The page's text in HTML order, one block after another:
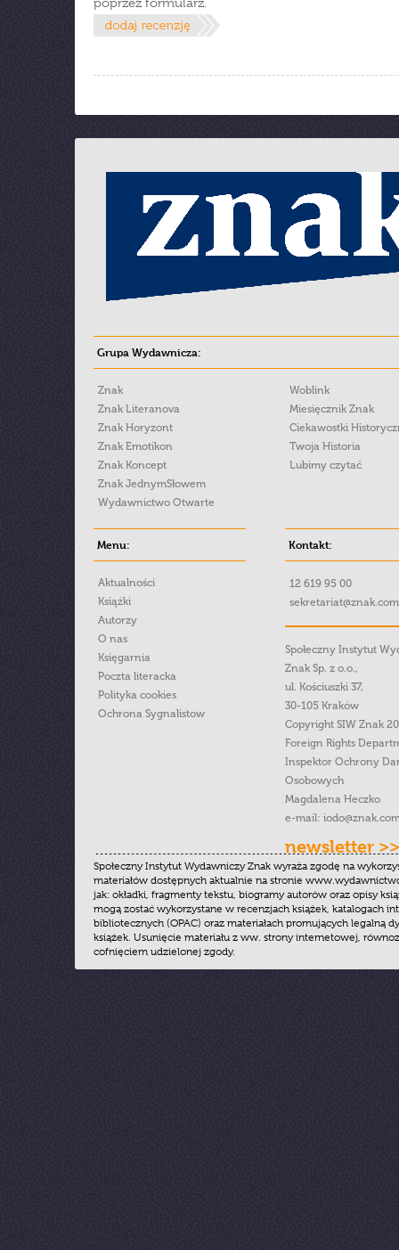
Grupa Wydawnicza:
Znak
Znak Literanova
Znak Horyzont
Znak Emotikon
Znak Koncept
Znak JednymSłowem
Wydawnictwo Otwarte
Woblink
Miesięcznik Znak
Ciekawostki
Twoja Historia
Lubimy czytać
Menu:
Aktualności
Książki
Autorzy
O nas
Księgarnia
Poczta literacka
Polityka cookies
Ochrona Sygnalistow
Kontakt:
12 619 95 00
Społeczny Instytut
Znak Sp. z o.o.,
ul. Kościuszki 37,
30-105 Kraków
Copyright SIW Znak
Foreign Rights
Inspektor Ochrony
Osobowych
Magdalena Heczko
e-mail:
newsletter >>
Społeczny Instytut Wydawniczy Znak wyraża zgodę na
materiałów dostępnych aktualnie na stronie
jak: okładki, fragmenty tekstu, biogramy autorów oraz opisy
mogą zostać wykorzystane w recenzjach książek, katalogach
bibliotecznych (OPAC) oraz materiałach promujących legalną
książek. Usunięcie materiału z ww. strony internetowej,
cofnięciem udzielonej zgody.